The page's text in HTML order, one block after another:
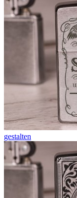
gestalten